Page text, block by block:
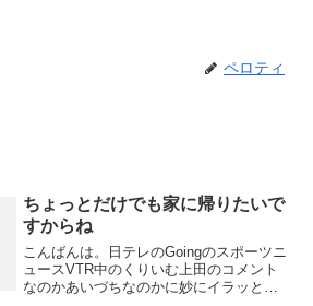
ペロティ
ちょっとだけでも家に帰りたいで
すからね
こんばんは。日テレのGoingのスポーツニ
ュースVTR中のくりいむ上田のコメント
なのかあいづちなのかに妙にイラッとし